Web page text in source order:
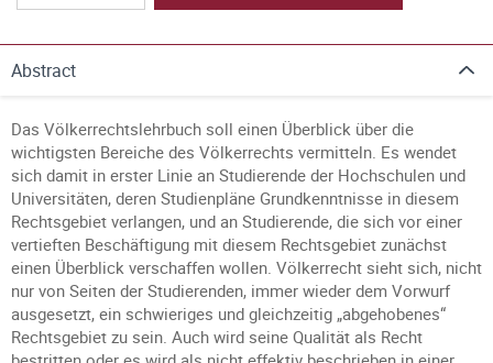
Abstract
Das Völkerrechtslehrbuch soll einen Überblick über die
wichtigsten Bereiche des Völkerrechts vermitteln. Es wendet
sich damit in erster Linie an Studierende der Hochschulen und
Universitäten, deren Studienpläne Grundkenntnisse in diesem
Rechtsgebiet verlangen, und an Studierende, die sich vor einer
vertieften Beschäftigung mit diesem Rechtsgebiet zunächst
einen Überblick verschaffen wollen. Völkerrecht sieht sich, nicht
nur von Seiten der Studierenden, immer wieder dem Vorwurf
ausgesetzt, ein schwieriges und gleichzeitig „abgehobenes“
Rechtsgebiet zu sein. Auch wird seine Qualität als Recht